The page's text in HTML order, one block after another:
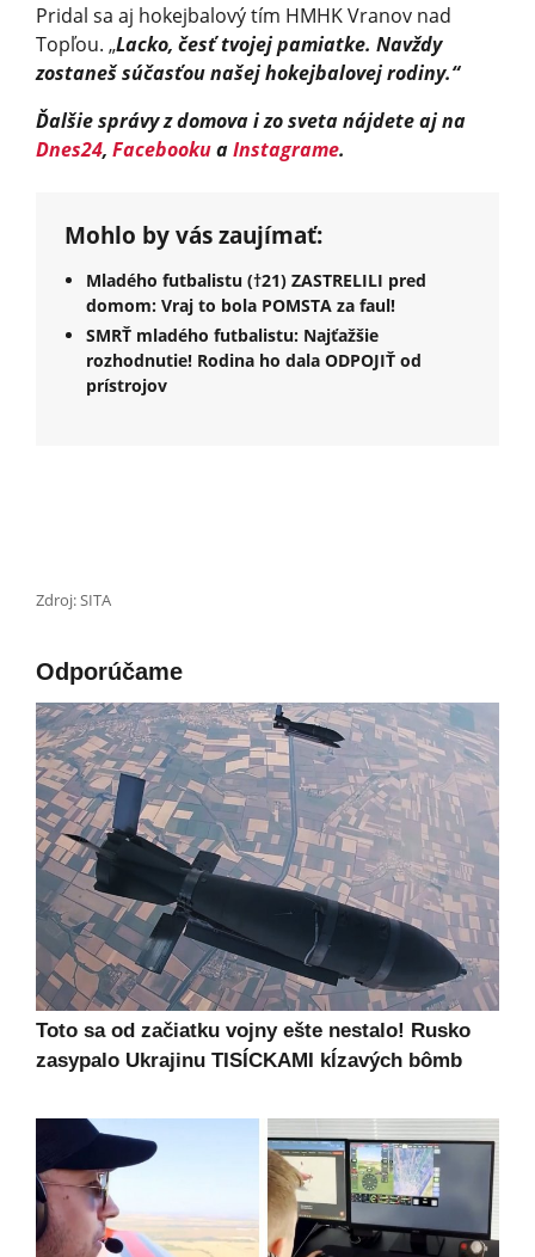
Pridal sa aj hokejbalový tím HMHK Vranov nad
Topľou. „Lacko, česť tvojej pamiatke. Navždy
zostaneš súčasťou našej hokejbalovej rodiny.“
Ďalšie správy z domova i zo sveta nájdete aj na
Dnes24, FacebookuaInstagrame.
Mohlo by vás zaujímať:
Mladého futbalistu (†21) ZASTRELILI pred
domom: Vraj to bola POMSTA za faul!
SMRŤ mladého futbalistu: Najťažšie
rozhodnutie! Rodina ho dala ODPOJIŤ od
prístrojov
Zdroj: SITA
Odporúčame
Toto sa od začiatku vojny ešte nestalo! Rusko
zasypalo Ukrajinu TISÍCKAMI kĺzavých bômb